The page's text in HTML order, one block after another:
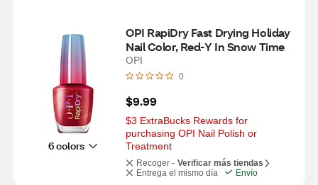
6 colors
OPI RapiDry Fast Drying Holiday
Nail Color, Red-Y In Snow Time
OPI
0
$9.99
$3 ExtraBucks Rewards for
purchasing OPI Nail Polish or
Treatment
Recoger - Verificar más tiendas
Entrega el mismo día
Envío